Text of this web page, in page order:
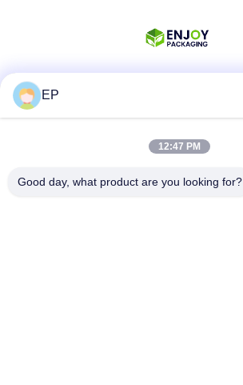
Γρήγορη επικοινωνία
EP
12:47 PM
Good day, what product are you looking for?